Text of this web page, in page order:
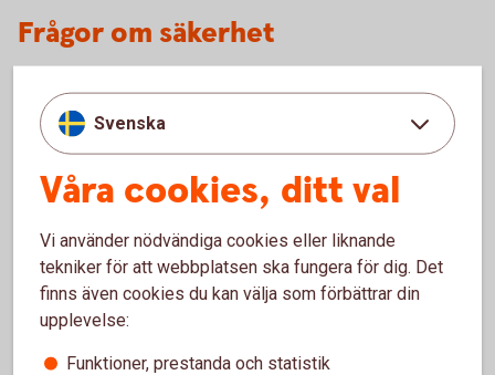
Frågor om säkerhet
Min dator har blivit stulen, vad händer med mitt
BankID?
Min dator är trasig och ska på service, vad
händer med mitt BankID?
Hur säkert är BankID på fil?
Hur kan jag säkert logga ut när jag har använt
Svenska
Våra cookies, ditt val
Vi använder nödvändiga cookies eller liknande
tekniker för att webbplatsen ska fungera för dig. Det
finns även cookies du kan välja som förbättrar din
upplevelse:
Funktioner, prestanda och statistik